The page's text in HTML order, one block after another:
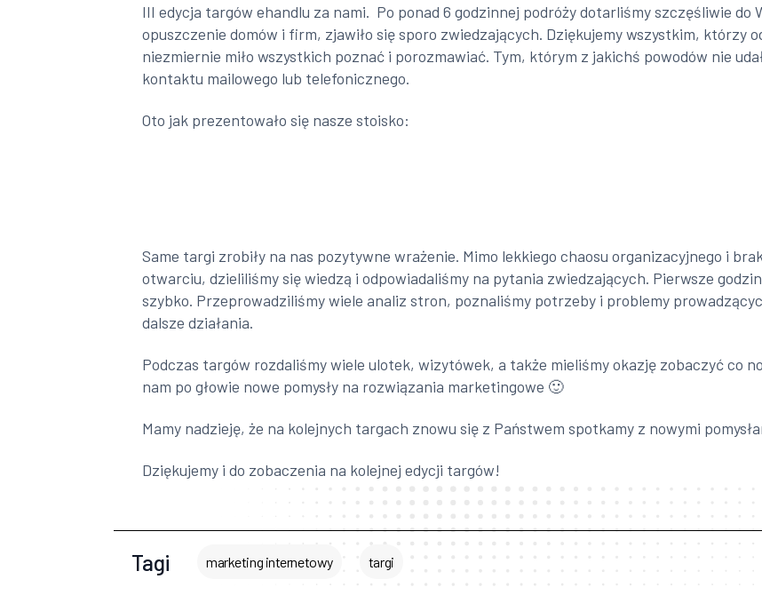
III edycja targów ehandlu za nami. Po ponad 6 godzinnej podróży dotarliśmy szczęśliwie do
opuszczenie domów i firm, zjawiło się sporo zwiedzających. Dziękujemy wszystkim, którzy
niezmiernie miło wszystkich poznać i porozmawiać. Tym, którym z jakichś powodów nie
kontaktu mailowego lub telefonicznego.
Oto jak prezentowało się nasze stoisko:
Same targi zrobiły na nas pozytywne wrażenie. Mimo lekkiego chaosu organizacyjnego i
otwarciu, dzieliliśmy się wiedzą i odpowiadaliśmy na pytania zwiedzających. Pierwsze
szybko. Przeprowadziliśmy wiele analiz stron, poznaliśmy potrzeby i problemy
dalsze działania.
Podczas targów rozdaliśmy wiele ulotek, wizytówek, a także mieliśmy okazję zobaczyć co
nam po głowie nowe pomysły na rozwiązania marketingowe 🙂
Mamy nadzieję, że na kolejnych targach znowu się z Państwem spotkamy z nowymi
Dziękujemy i do zobaczenia na kolejnej edycji targów!
Tagi marketing internetowy targi